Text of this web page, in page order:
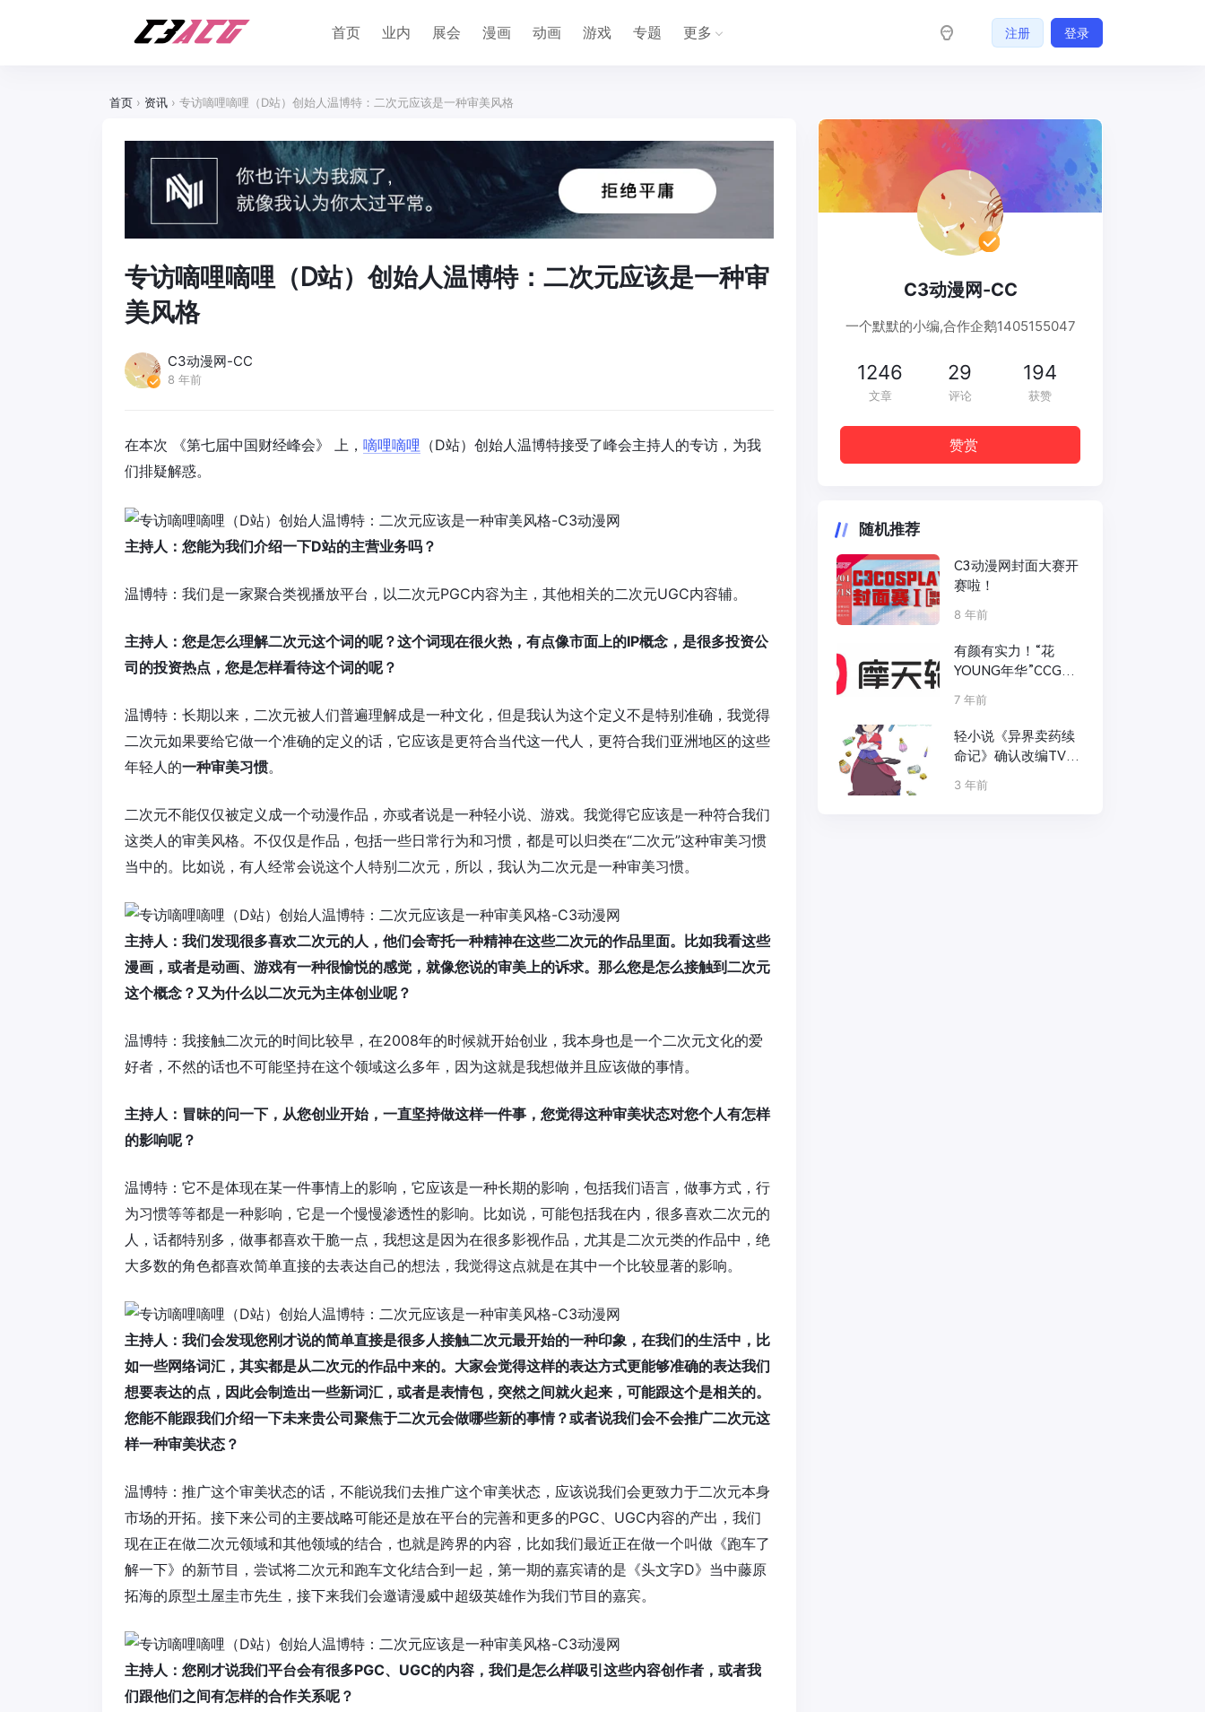
首页 业内 展会 漫画 动画 游戏 专题 更多 注册 登录
首页 › 资讯 › 专访嘀哩嘀哩（D站）创始人温博特：二次元应该是一种审美风格
专访嘀哩嘀哩（D站）创始人温博特：二次元应该是一种审
美风格
C3动漫网-CC
8 年前
在本次 《第七届中国财经峰会》 上， 嘀哩嘀哩 （D站）创始人温博特接受了峰会主持人的专访，为我
们排疑解惑。
主持人：您能为我们介绍一下D站的主营业务吗？
温博特：我们是一家聚合类视播放平台，以二次元PGC内容为主，其他相关的二次元UGC内容辅。
主持人：您是怎么理解二次元这个词的呢？这个词现在很火热，有点像市面上的IP概念 ，是很多投资公
司的投资热点，您是怎样看待这个词的呢？
温博特：长期以来，二次元被人们普遍理解成是一种文化，但是我认为这个定义不是特别准确，我觉得
二次元如果要给它做一个准确的定义的话，它应该是更符合当代这一代人，更符合我们亚洲地区的这些
年轻人的一种审美习惯。
二次元不能仅仅被定义成一个动漫作品，亦或者说是一种轻小说、游戏。我觉得它应该是一种符合我们
这类人的审美风格。不仅仅是作品，包括一些日常行为和习惯，都是可以归类在“二次元”这种审美习惯
当中的。比如说，有人经常会说这个人特别二次元，所以，我认为二次元是一种审美习惯。
主持人：我们发现很多喜欢二次元的人，他们会寄托一种精神在这些二次元的作品里面。比如我看这些
漫画，或者是动画、游戏有一种很愉悦的感觉，就像您说的审美上的诉求。那么您是怎么接触到二次元
这个概念？又为什么以二次元为主体创业呢？
温博特：我接触二次元的时间比较早，在2008年的时候就开始创业，我本身也是一个二次元文化的爱
好者，不然的话也不可能坚持在这个领域这么多年，因为这就是我想做并且应该做的事情。
主持人：冒昧的问一下，从您创业开始，一直坚持做这样一件事，您觉得这种审美状态对您个人有怎样
的影响呢？
温博特：它不是体现在某一件事情上的影响，它应该是一种长期的影响，包括我们语言，做事方式，行
为习惯等等都是一种影响，它是一个慢慢渗透性的影响。比如说，可能包括我在内，很多喜欢二次元的
人，话都特别多，做事都喜欢干脆一点，我想这是因为在很多影视作品，尤其是二次元类的作品中，绝
大多数的角色都喜欢简单直接的去表达自己的想法，我觉得这点就是在其中一个比较显著的影响。
主持人：我们会发现您刚才说的简单直接是很多人接触二次元最开始的一种印象，在我们的生活中，比
如一些网络词汇，其实都是从二次元的作品中来的。大家会觉得这样的表达方式更能够准确的表达我们
想要表达的点，因此会制造出一些新词汇，或者是表情包，突然之间就火起来，可能跟这个是相关的。
您能不能跟我们介绍一下未来贵公司聚焦于二次元会做哪些新的事情？或者说我们会不会推广二次元这
样一种审美状态？
温博特：推广这个审美状态的话，不能说我们去推广这个审美状态，应该说我们会更致力于二次元本身
市场的开拓。接下来公司的主要战略可能还是放在平台的完善和更多的PGC、UGC内容的产出，我们
现在正在做二次元领域和其他领域的结合，也就是跨界的内容，比如我们最近正在做一个叫做《跑车了
解一下》的新节目，尝试将二次元和跑车文化结合到一起，第一期的嘉宾请的是《头文字D》当中藤原
拓海的原型土屋圭市先生，接下来我们会邀请漫威中超级英雄作为我们节目的嘉宾。
主持人：您刚才说我们平台会有很多PGC、 UGC的内容，我们是怎么样吸引这些内容创作者，或者我
们跟他们之间有怎样的合作关系呢？
C3动漫网-CC
一个默默的小编,合作企鹅1405155047
1246
文章
29
评论
194
获赞
赞赏
随机推荐
C3动漫网封面大赛开
赛啦！
8 年前
有颜有实力！“花
YOUNG年华”CCG宅
舞大赛2019嘉宾公开
7 年前
轻小说《异界卖药续
命记》确认改编TV动
画 年内播出
3 年前